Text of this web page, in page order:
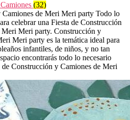
(32)
Camiones de Meri Meri party Todo lo
celebrar una Fiesta de Construcción
Meri Meri party. Construcción y
Meri party es la temática ideal para
infantiles, de niños, y no tan
encontrarás todo lo necesario
de Construcción y Camiones de Meri